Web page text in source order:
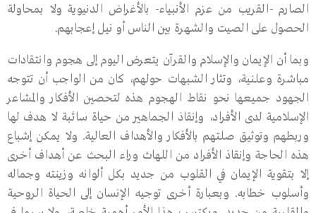
الصارم -القريب من عزم الأنبياء- بالأغراض الدنيوية ولا بمحاولة
الحصول على الصيت والشهرة بين الناس أو نيل إعجابهم.
وبما أن الإيمان والإسلام والقرآن يتعرض اليوم إلى هجوم وانتقادات
مباشرة وعلنية، وتثار الشبهات حولهم، كان من الواجب أن تتوجه
الجهود جميعها نحو نقاط الهجوم هذه لتحصين الأفكار والمشاعر
الإسلامية لدى الأفراد، وإنقاذ الجماهير من حياة سائبة لا هدف لها
وربطهم وتوثيق صلتهم بالأفكار والأهداف العالية. ولا يمكن إشباع
هذه الحاجة وإنقاذ الأفراد من اللهاث وراء البحث عن أهداف أخرى
إلا بتقوية الإيمان في القلوب من جديد بكل ألوانه وزينته وجماله
وأسلوب خطابه. وبعبارة أخرى توجيه الإنسان إلى الحياة الروحية